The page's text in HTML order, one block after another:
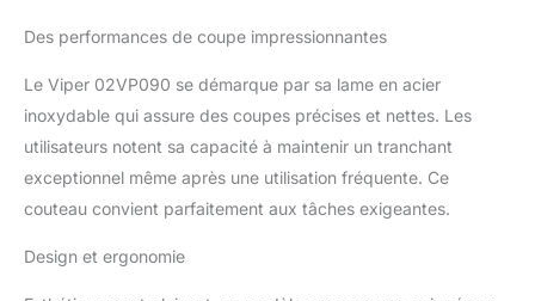
-
Des performances de coupe impressionnantes
Le Viper 02VP090 se démarque par sa lame en acier
inoxydable qui assure des coupes précises et nettes. Les
utilisateurs notent sa capacité à maintenir un tranchant
exceptionnel même après une utilisation fréquente. Ce
couteau convient parfaitement aux tâches exigeantes.
Design et ergonomie